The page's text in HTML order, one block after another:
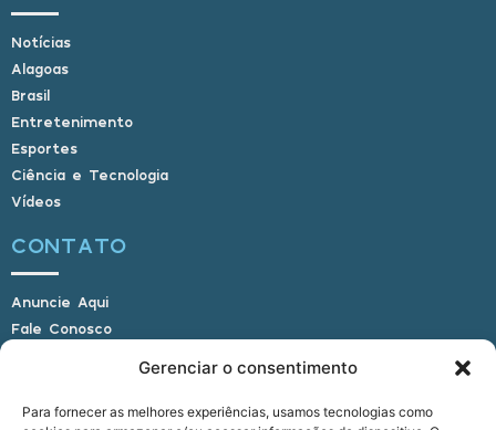
Gerenciar o consentimento
Para fornecer as melhores experiências, usamos tecnologias como
Notícias
Alagoas
Brasil
Entretenimento
Esportes
Ciência e Tecnologia
Vídeos
CONTATO
Anuncie Aqui
Fale Conosco